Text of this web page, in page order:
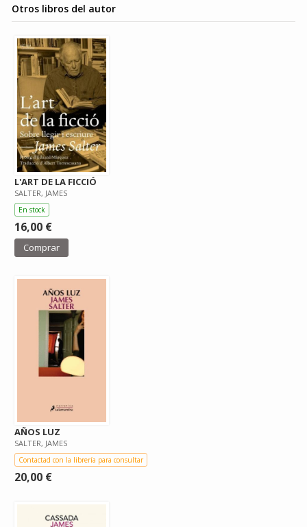
Otros libros del autor
L'ART DE LA FICCIÓ
SALTER, JAMES
En stock
16,00 €
Comprar
AÑOS LUZ
SALTER, JAMES
Contactad con la librería para consultar
20,00 €